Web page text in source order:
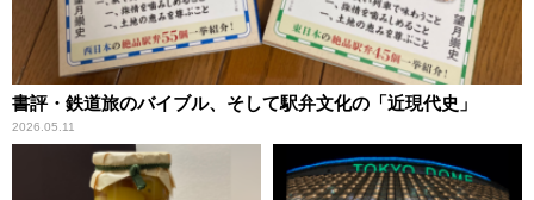
書評・鉄道旅のバイブル、そして駅弁文化の「近現代史」
2026.05.11